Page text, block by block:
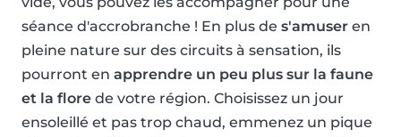
séance d'accrobranche ! En plus de s'amuser en
pleine nature sur des circuits à sensation, ils
pourront en apprendre un peu plus sur la faune
et la flore de votre région. Choisissez un jour
ensoleillé et pas trop chaud, emmenez un pique